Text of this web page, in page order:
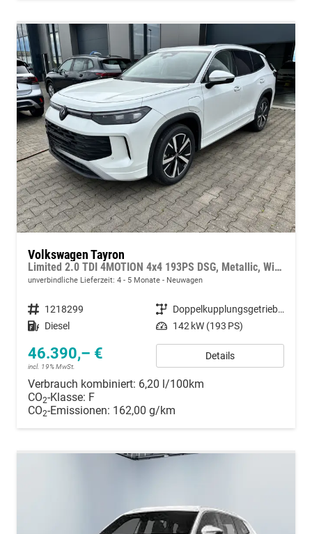
Volkswagen Tayron
Limited 2.0 TDI 4MOTION 4x4 193PS DSG, Metallic, Winterpaket, Elektr. Heckklappe, 17" Alu, LED-PLUS-Scheinwerfer, ParkAssist, Parksensoren v/h, 360°Kamera, Akustikfenster/Privacy, Radio 12,9"/App-Connect, Alarm, Keyless, 3Z-Climatronic, ACC, Dachreling silber
unverbindliche Lieferzeit: 4 - 5 Monate Neuwagen
Fahrzeugnummer 1218299 Getriebe
Doppelkupplungsgetriebe (DSG)
Kraftstoff Diesel Leistung 142 kW (193 PS)
46.390,– €
incl. 19% MwSt.
Details
Verbrauch kombiniert: 6,20 l/100km
CO2-Klasse: F
CO2-Emissionen: 162,00 g/km